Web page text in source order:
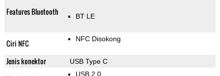
Features Bluetooth BT LE
Ciri NFC NFC Disokong
Jenis konektor USB Type C
USB 2.0